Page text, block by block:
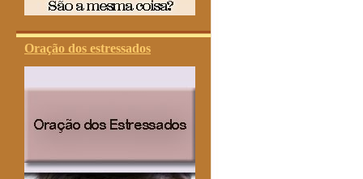
Oração dos estressados